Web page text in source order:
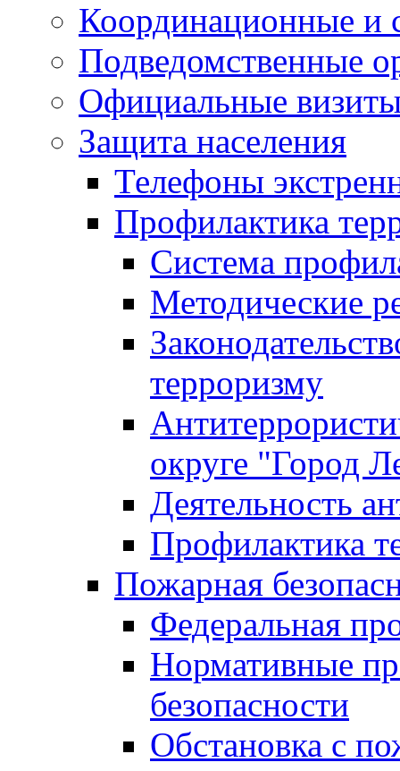
Координационные и
Подведомственные
Официальные
Защита населения
Телефоны
Профилактика
Система
Методические
терроризму
округе "Город
Деятельность
Профилактика
Пожарная
Федеральная
Нормативные
безопасности
Обстановка с